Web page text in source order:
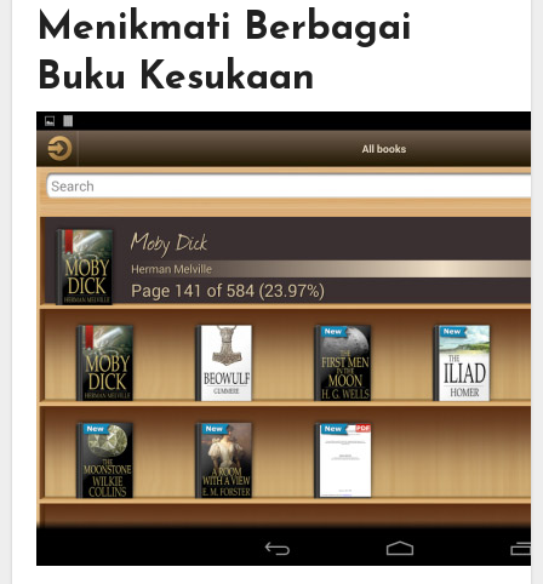
Menikmati Berbagai
Buku Kesukaan